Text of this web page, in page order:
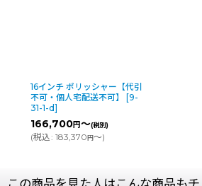
16インチ ポリッシャー【代引
不可・個人宅配送不可】
[9-
31-1-d]
166,700円～(税別)
(税込: 183,370円～)